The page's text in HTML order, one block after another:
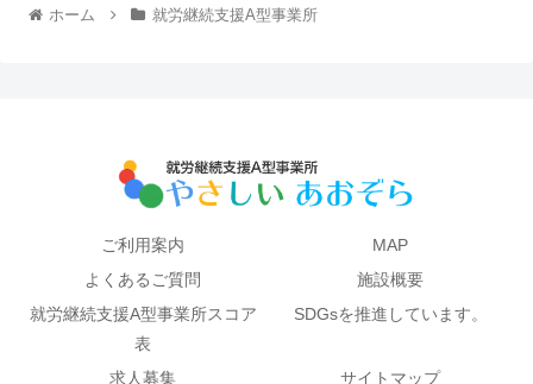
ホーム 就労継続支援A型事業所
ご利用案内
MAP
よくあるご質問
施設概要
就労継続支援A型事業所スコア
表
SDGsを推進しています。
求人募集 サイトマップ